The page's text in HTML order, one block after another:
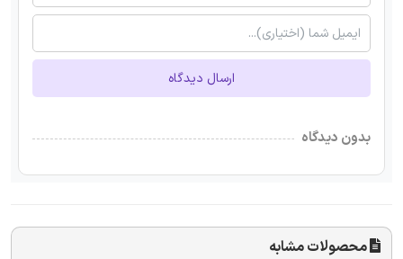
ارسال دیدگاه
بدون دیدگاه
محصولات مشابه